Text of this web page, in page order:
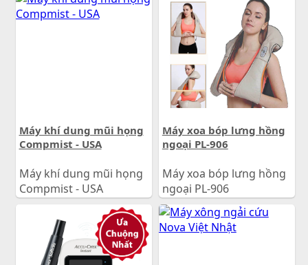
760.000
Máy khí dung mũi họng
Compmist - USA
Máy khí dung mũi họng
Compmist - USA
500.000
Máy xoa bóp lưng hồng
ngoại PL-906
Máy xoa bóp lưng hồng
ngoại PL-906
Giá:650.000đ